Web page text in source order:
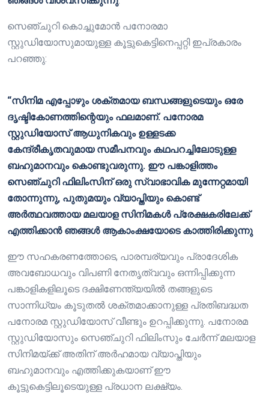
സെഞ്ചുറി കൊച്ചുമോൻ പനോരമാ
സ്റ്റുഡിയോസുമായുള്ള കൂട്ടുകെട്ടിനെപ്പറ്റി ഇപ്രകാരം
പറഞ്ഞു:
“സിനിമ എപ്പോഴും ശക്തമായ ബന്ധങ്ങളുടെയും ഒരേ
ദൃഷ്ടികോണത്തിന്റെയും ഫലമാണ്. പനോരമ
സ്റ്റുഡിയോസ് ആധുനികവും ഉള്ളടക്ക
കേന്ദ്രീകൃതവുമായ സമീപനവും കഥപറച്ചിലോടുള്ള
ബഹുമാനവും കൊണ്ടുവരുന്നു. ഈ പങ്കാളിത്തം
സെഞ്ചുറി ഫിലിംസിന് ഒരു സ്വാഭാവിക മുന്നേറ്റമായി
തോന്നുന്നു, പുതുമയും വ്യാപ്തിയും കൊണ്ട്
അർത്ഥവത്തായ മലയാള സിനിമകൾ പ്രേക്ഷകരിലേക്ക്
എത്തിക്കാൻ ഞങ്ങൾ ആകാംക്ഷയോടെ കാത്തിരിക്കുന്നു
ഈ സഹകരണത്തോടെ, പാരമ്പര്യവും പ്രാദേശിക
അവബോധവും വിപണി നേതൃത്വവും ഒന്നിപ്പിക്കുന്ന
പങ്കാളികളിലൂടെ ദക്ഷിണേന്ത്യയിൽ തങ്ങളുടെ
സാന്നിധ്യം കൂടുതൽ ശക്തമാക്കാനുള്ള പ്രതിബദ്ധത
പനോരമ സ്റ്റുഡിയോസ് വീണ്ടും ഉറപ്പിക്കുന്നു. പനോരമ
സ്റ്റുഡിയോസും സെഞ്ചുറി ഫിലിംസും ചേർന്ന് മലയാള
സിനിമയ്ക്ക് അതിന് അർഹമായ വ്യാപ്തിയും
ബഹുമാനവും എത്തിക്കുകയാണ് ഈ
കൂട്ടുകെട്ടിലൂടെയുള്ള പ്രധാന ലക്ഷ്യം.